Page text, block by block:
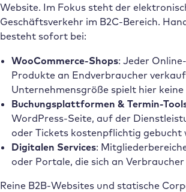
Website. Im Fokus steht der
Geschäftsverkehr im B2C-Bereich.
besteht sofort bei:
WooCommerce-Shops: Jeder
Produkte an Endverbraucher
Unternehmensgröße spielt hier keine
Buchungsplattformen & Termin-
WordPress-Seite, auf der
oder Tickets kostenpflichtig gebucht
Digitalen Services:
oder Portale, die sich an
Reine B2B-Websites und statische